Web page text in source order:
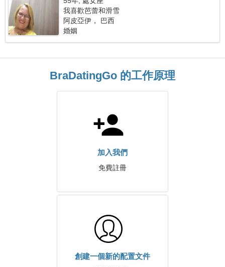
我喜歡芭蕾和滑雪
阿皮亞伊， 巴西
婚姻
BraDatingGo 的工作原理
加入我們
免費註冊
創建一個新的配置文件